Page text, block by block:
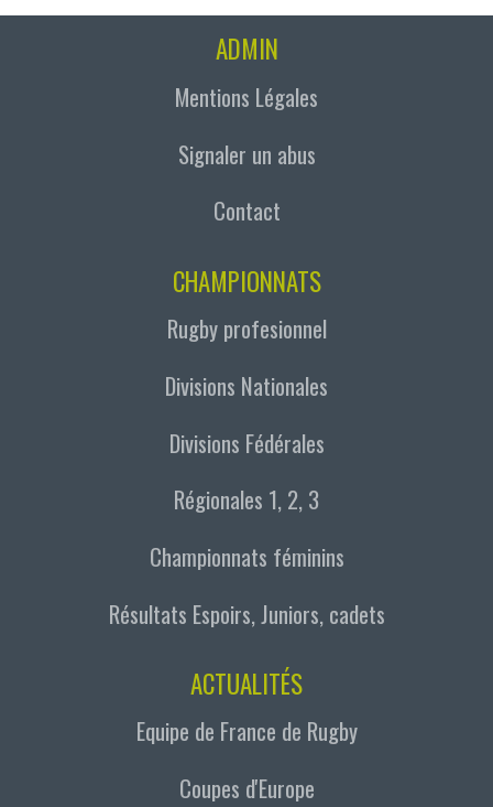
ADMIN
Mentions Légales
Signaler un abus
Contact
CHAMPIONNATS
Rugby profesionnel
Divisions Nationales
Divisions Fédérales
Régionales 1, 2, 3
Championnats féminins
Résultats Espoirs, Juniors, cadets
ACTUALITÉS
Equipe de France de Rugby
Coupes d'Europe